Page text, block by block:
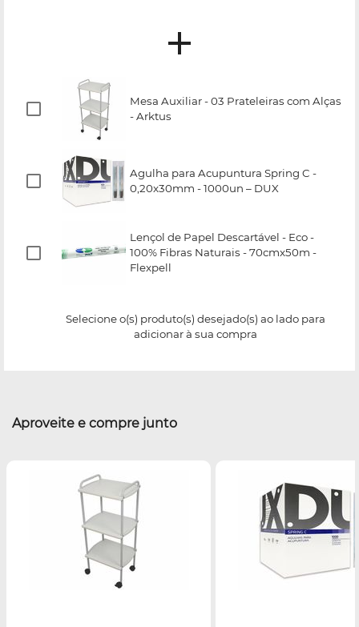
Mesa Auxiliar - 03 Prateleiras com Alças
- Arktus
Agulha para Acupuntura Spring C -
0,20x30mm - 1000un – DUX
Lençol de Papel Descartável - Eco -
100% Fibras Naturais - 70cmx50m -
Flexpell
Selecione o(s) produto(s) desejado(s) ao lado para
adicionar à sua compra
Aproveite e compre junto